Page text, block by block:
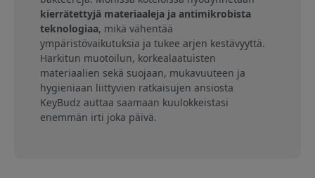
kierrätettyjä materiaaleja ja antimikrobista
teknologiaa, mikä vähentää
ympäristövaikutuksia ja tukee arjen kestävyyttä.
Harkitun muotoilun, korkealaatuisten
materiaalien sekä suojaan, mukavuuteen ja
hygieniaan liittyvien ratkaisujen ansiosta
KeyBudz auttaa saamaan kuulokkeistasi
enemmän irti joka päivä.